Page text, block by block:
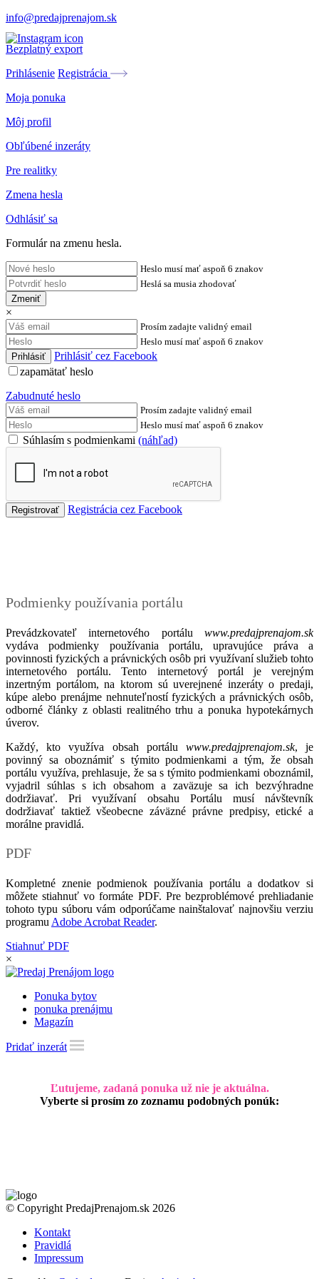
info@predajprenajom.sk
Bezplatný export
Prihlásenie Registrácia
Moja ponuka
Môj profil
Obľúbené inzeráty
Pre realitky
Zmena hesla
Odhlásiť sa
Formulár na zmenu hesla.
Heslo musí mať aspoň 6 znakov
Heslá sa musia zhodovať
Zmeniť
×
Prosím zadajte validný email
Heslo musí mať aspoň 6 znakov
Prihlásiť cez Facebook
zapamätať heslo
Zabudnuté heslo
Prosím zadajte validný email
Heslo musí mať aspoň 6 znakov
Súhlasím s podmienkami (náhľad)
Registrácia cez Facebook
Podmienky používania portálu
Prevádzkovateľ internetového portálu www.predajprenajom.sk
vydáva podmienky používania portálu, upravujúce práva a
povinnosti fyzických a právnických osôb pri využívaní služieb tohto
internetového portálu. Tento internetový portál je verejným
inzertným portálom, na ktorom sú uverejnené inzeráty o predaji,
kúpe alebo prenájme nehnuteľností fyzických a právnických osôb,
odborné články z oblasti realitného trhu a ponuka hypotekárnych
úverov.
Každý, kto využíva obsah portálu www.predajprenajom.sk, je
povinný sa oboznámiť s týmito podmienkami a tým, že obsah
portálu využíva, prehlasuje, že sa s týmito podmienkami oboznámil,
vyjadril súhlas s ich obsahom a zaväzuje sa ich bezvýhradne
dodržiavať. Pri využívaní obsahu Portálu musí návštevník
dodržiavať taktiež všeobecne záväzné právne predpisy, etické a
morálne pravidlá.
PDF
Kompletné znenie podmienok používania portálu a dodatkov si
môžete stiahnuť vo formáte PDF. Pre bezproblémové prehliadanie
tohoto typu súboru vám odporúčame nainštalovať najnovšiu verziu
programu Adobe Acrobat Reader.
Stiahnuť PDF
×
Ponuka bytov
ponuka prenájmu
Magazín
Pridať inzerát
Ľutujeme, zadaná ponuka už nie je aktuálna.
Vyberte si prosím zo zoznamu podobných ponúk:
© Copyright PredajPrenajom.sk 2026
Kontakt
Pravidlá
Impressum